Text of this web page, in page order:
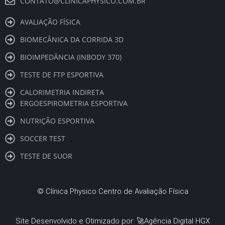
AVALIAÇÃO FÍSICA
BIOMECÂNICA DA CORRIDA 3D
BIOIMPEDÂNCIA (INBODY 370)
TESTE DE FTP ESPORTIVA
CALORIMETRIA INDIRETA
ERGOESPIROMETRIA ESPORTIVA
NUTRIÇÃO ESPORTIVA
SOCCER TEST
TESTE DE SUOR
© Clínica Physico Centro de Avaliação Física
Site Desenvolvido e Otimizado por: 🚀Agência Digital HGX